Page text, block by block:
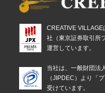
CREATIVE
社（東京証券取引所
運営しています。
当社は、一般財団法
（JIPDEC）より「
受けています。